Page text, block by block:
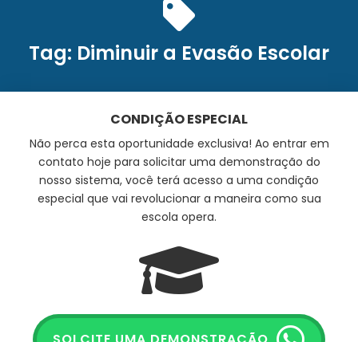
Tag: Diminuir a Evasão Escolar
CONDIÇÃO ESPECIAL
Não perca esta oportunidade exclusiva! Ao entrar em
contato hoje para solicitar uma demonstração do
nosso sistema, você terá acesso a uma condição
especial que vai revolucionar a maneira como sua
escola opera.